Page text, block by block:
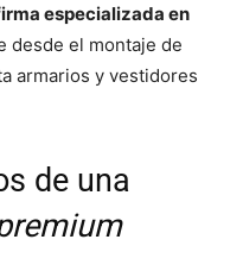
especializada en
desde el montaje de
armarios y vestidores
de una